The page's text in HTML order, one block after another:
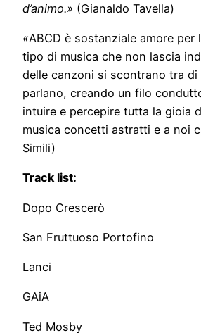
d’animo.» (Gianaldo Tavella)
«ABCD è sostanziale amore per
tipo di musica che non lascia
delle canzoni si scontrano tra di
parlano, creando un filo
intuire e percepire tutta la gioia
musica concetti astratti e a noi
Simili)
Track list:
Dopo Crescerò
San Fruttuoso Portofino
Lanci
GAiA
Ted Mosby